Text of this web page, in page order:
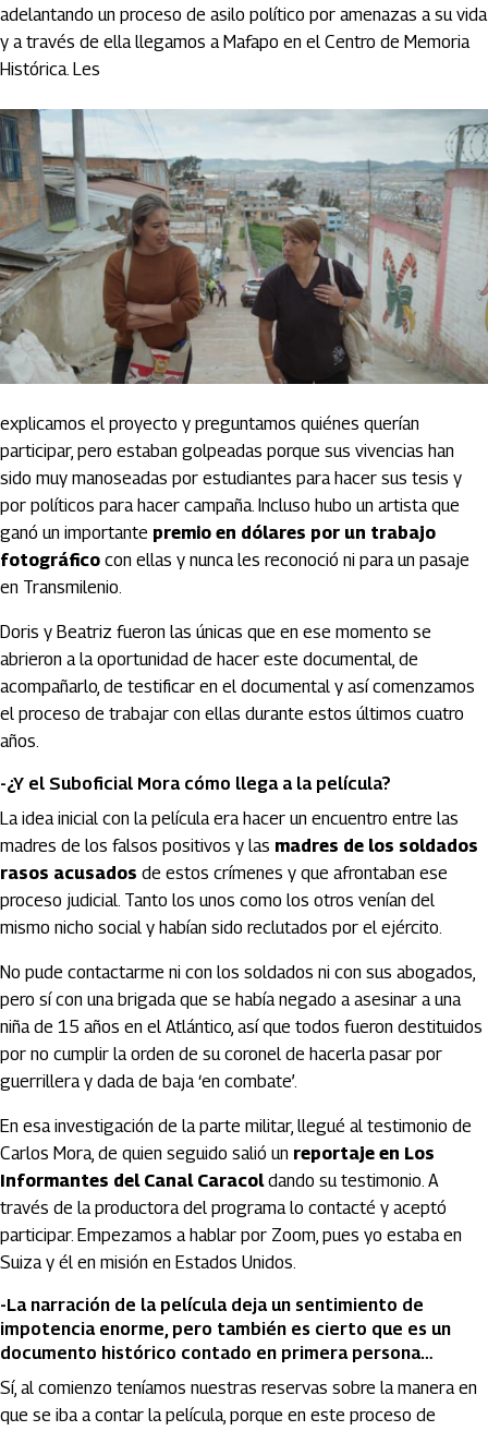
adelantando un proceso de asilo político por amenazas a su vida
y a través de ella llegamos a Mafapo en el Centro de Memoria
Histórica. Les
explicamos el proyecto y preguntamos quiénes querían
participar, pero estaban golpeadas porque sus vivencias han
sido muy manoseadas por estudiantes para hacer sus tesis y
por políticos para hacer campaña. Incluso hubo un artista que
ganó un importante premio en dólares por un trabajo
fotográfico con ellas y nunca les reconoció ni para un pasaje
en Transmilenio.
Doris y Beatriz fueron las únicas que en ese momento se
abrieron a la oportunidad de hacer este documental, de
acompañarlo, de testificar en el documental y así comenzamos
el proceso de trabajar con ellas durante estos últimos cuatro
años.
-¿Y el Suboficial Mora cómo llega a la película?
La idea inicial con la película era hacer un encuentro entre las
madres de los falsos positivos y las madres de los soldados
rasos acusados de estos crímenes y que afrontaban ese
proceso judicial. Tanto los unos como los otros venían del
mismo nicho social y habían sido reclutados por el ejército.
No pude contactarme ni con los soldados ni con sus abogados,
pero sí con una brigada que se había negado a asesinar a una
niña de 15 años en el Atlántico, así que todos fueron destituidos
por no cumplir la orden de su coronel de hacerla pasar por
guerrillera y dada de baja ‘en combate’.
En esa investigación de la parte militar, llegué al testimonio de
Carlos Mora, de quien seguido salió un reportaje en Los
Informantes del Canal Caracoldando su testimonio. A
través de la productora del programa lo contacté y aceptó
participar. Empezamos a hablar por Zoom, pues yo estaba en
Suiza y él en misión en Estados Unidos.
-La narración de la película deja un sentimiento de
impotencia enorme, pero también es cierto que es un
documento histórico contado en primera persona…
Sí, al comienzo teníamos nuestras reservas sobre la manera en
que se iba a contar la película, porque en este proceso de